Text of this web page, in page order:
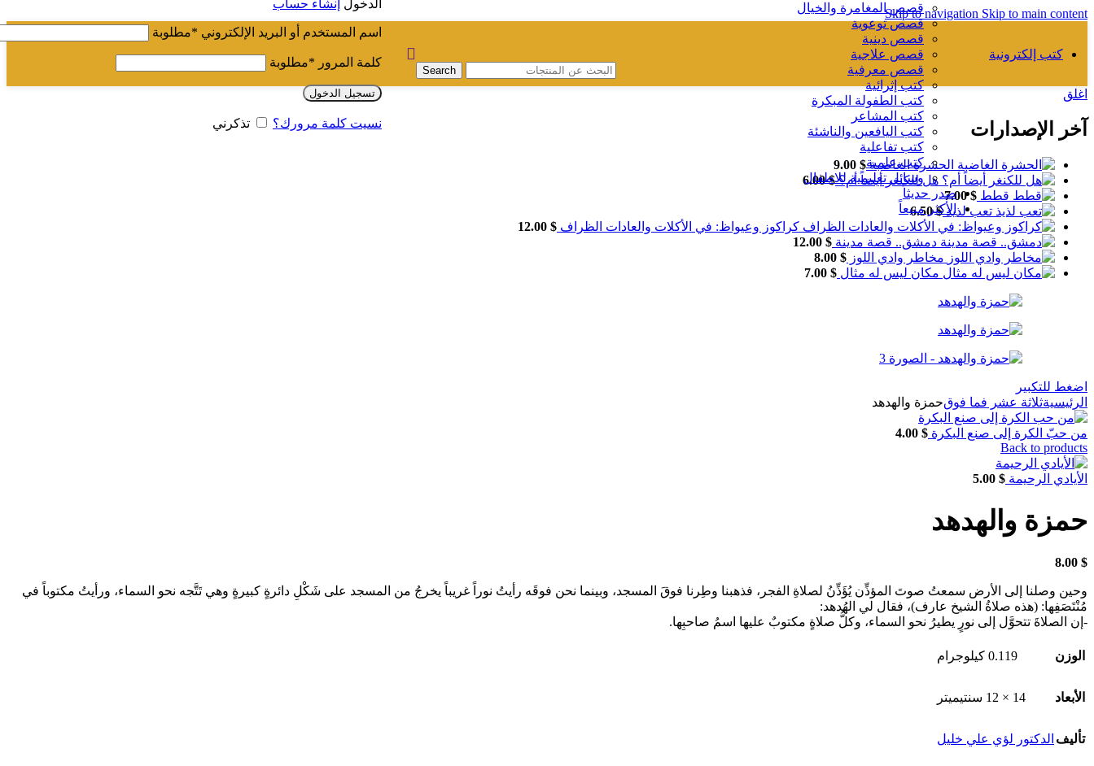
Skip to navigation Skip to main content
كتب إلكترونية
قصص المغامرة والخيال
قصص توعوية
قصص دينية
قصص علاجية
قصص معرفية
كتب إثرائية
كتب الطفولة المبكرة
كتب المشاعر
كتب اليافعين والناشئة
كتب تفاعلية
كتب علمية
وسائل تعليمية للاطفال
صدر حديثاً
الأكثر مبيعاً
Search
الدخول إنشاء حساب
اسم المستخدم أو البريد الإلكتروني *مطلوبة
كلمة المرور *مطلوبة
تسجيل الدخول
نسيت كلمة مرورك؟ تذكرني
اغلق
آخر الإصدارات
الحشرة الغاضبة 9.00 $
هل للكنغر أيضاً أم؟ 6.00$
قطط
7.00$
تعب لذيذ 6.50$
كراكوز وعيواظ: في الأكلات والعادات الظراف
12.00 $
دمشق.. قصة مدينة
12.00 $
مخاطر وادي اللوز
8.00 $
مكان ليس له مثال
7.00 $
اضغط للتكبير
الرئيسيةثلاثة عشر فما فوقحمزة والهدهد
من حبّ الكرة إلى صنع البكرة 4.00 $
Back to products
الأيادي الرحيمة 5.00 $
حمزة والهدهد
8.00 $
وحين وصلنا إلى الأرض سمعتُ صوتَ المؤذِّن يُؤَذِّنُ لصلاةِ الفجر، فذهبنا وطِرنا فوقَ المسجد، وبينما نحن فوقَه رأيتُ نوراً غريباً يخرجُ من المسجد على شَكْلِ دائرةٍ كبيرةٍ وهي تَتَّجه نحو السماء، ورأيتُ مكتوباً في
مُنْتَصَفِها: (هذه صلاةُ الشيخ عارف)، فقال لي الهُدهد:
-إن الصلاةَ تتحوَّل إلى نورٍ يطيرُ نحو السماء، وكلُّ صلاةٍ مكتوبٌ عليها اسمُ صاحبِها.
الوزن 0.119 كيلوجرام
الأبعاد 14 × 12 سنتيميتر
تأليف الدكتور لؤي علي خليل